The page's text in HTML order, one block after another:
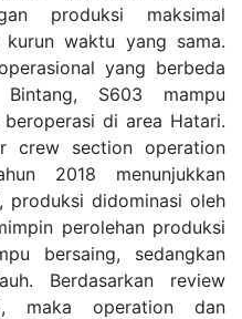
produksi maksimal
waktu yang sama.
yang berbeda
S603 mampu
di area Hatari.
crew section operation
2018 menunjukkan
didominasi oleh
perolehan produksi
bersaing, sedangkan
Berdasarkan review
maka operation dan